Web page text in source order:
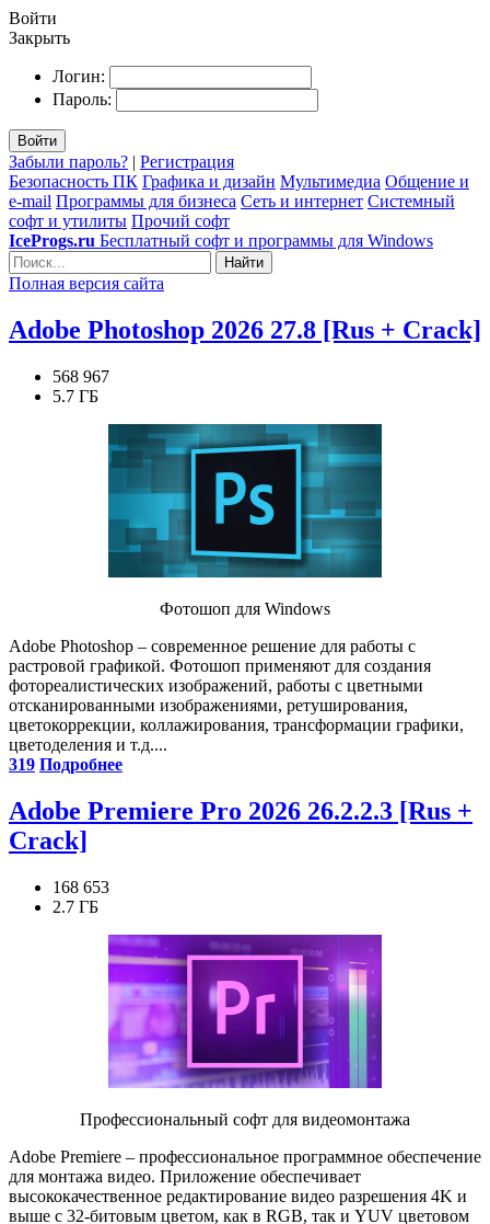
Войти
Закрыть
Логин:
Пароль:
Войти
Забыли пароль? | Регистрация
Безопасность ПК Графика и дизайн Мультимедиа Общение и
e-mail Программы для бизнеса Сеть и интернет Системный
софт и утилиты Прочий софт
IceProgs.ru Бесплатный софт и программы для Windows
Найти
Полная версия сайта
Adobe Photoshop 2026 27.8 [Rus + Crack]
568 967
5.7 ГБ
Фотошоп для Windows
Adobe Photoshop – современное решение для работы с
растровой графикой. Фотошоп применяют для создания
фотореалистических изображений, работы с цветными
отсканированными изображениями, ретуширования,
цветокоррекции, коллажирования, трансформации графики,
цветоделения и т.д....
319 Подробнее
Adobe Premiere Pro 2026 26.2.2.3 [Rus +
Crack]
168 653
2.7 ГБ
Профессиональный софт для видеомонтажа
Adobe Premiere – профессиональное программное обеспечение
для монтажа видео. Приложение обеспечивает
высококачественное редактирование видео разрешения 4K и
выше с 32-битовым цветом, как в RGB, так и YUV цветовом